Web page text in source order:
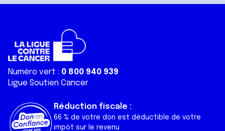
Numéro vert : 0 800 940 939
Ligue Soutien Cancer
Réduction fiscale :
66 % de votre don est déductible de votre
impôt sur le revenu